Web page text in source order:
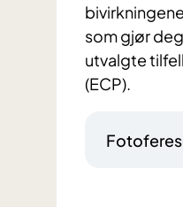
som gjør
utvalgte
(ECP).